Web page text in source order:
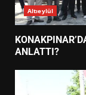
Altıeylül
ANLATTI?